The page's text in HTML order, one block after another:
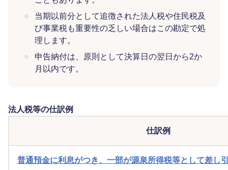
当期以前分として追徴された法人税や住民税及
び事業税も重要性の乏しい場合はこの勘定で処
理します。
申告納付は、原則として決算日の翌日から2か
月以内です。
法人税等の仕訳例
仕訳例
普通預金に利息がつき、一部が源泉所得税等として差し